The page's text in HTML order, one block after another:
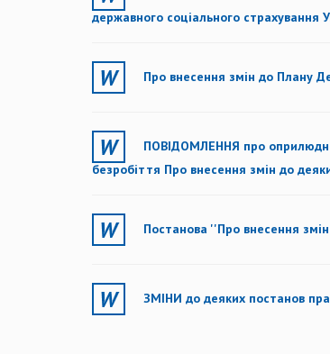
державного соціального страхування
Про внесення змін до Плану
ПОВІДОМЛЕННЯ про
безробіття Про внесення змін до
Постанова ''Про внесення
ЗМІНИ до деяких постанов